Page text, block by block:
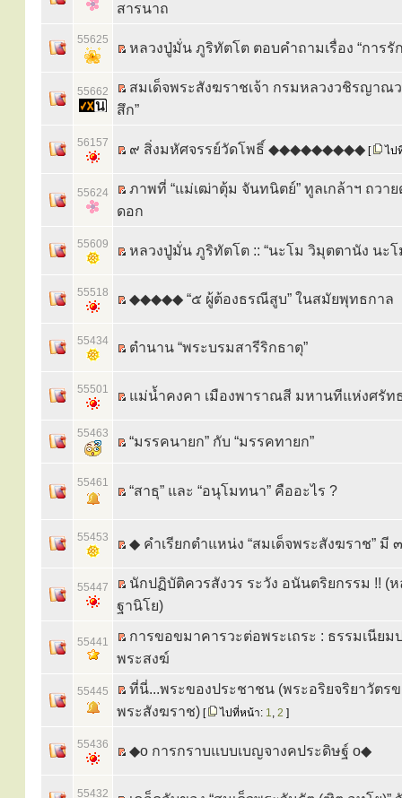
สารนาถ
55625
หลวงปู่มั่น ภูริทัตโต ตอบคำถามเรื่อง “การรั
55662
สมเด็จพระสังฆราชเจ้า กรมหลวงวชิรญาณว
สึก”
56157 ๙ สิ่งมหัศจรรย์วัดโพธิ์ ◆◆◆◆◆◆◆◆◆ [ ไป
55624
ภาพที่ “แม่เฒ่าตุ้ม จันทนิตย์” ทูลเกล้าฯ ถวา
ดอก
55609 หลวงปู่มั่น ภูริทัตโต :: “นะโม วิมุตตานัง นะโ
55518 ◆◆◆◆◆ “๕ ผู้ต้องธรณีสูบ” ในสมัยพุทธกาล
55434 ตำนาน “พระบรมสารีริกธาตุ”
55501 แม่น้ำคงคา เมืองพาราณสี มหานทีแห่งศรัท
55463
“มรรคนายก” กับ “มรรคทายก”
55461
“สาธุ” และ “อนุโมทนา” คืออะไร ?
55453 ◆ คำเรียกตำแหน่ง “สมเด็จพระสังฆราช” มี
55447
นักปฏิบัติควรสังวร ระวัง อนันตริยกรรม !! (
ฐานิโย)
55441
การขอขมาคารวะต่อพระเถระ : ธรรมเนีย
พระสงฆ์
55445
ที่นี่...พระของประชาชน (พระอริยจริยาวัตรข
พระสังฆราช) [ ไปที่หน้า: 1, 2 ]
55436 ◆o การกราบแบบเบญจางคประดิษฐ์ o◆
55432